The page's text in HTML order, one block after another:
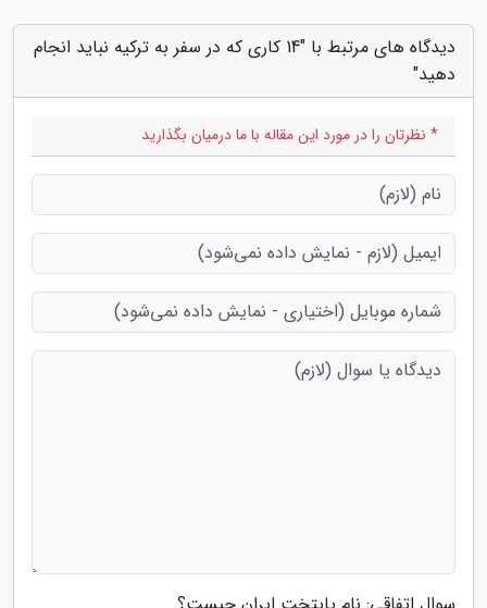
دیدگاه های مرتبط با "14 کاری که در سفر به ترکیه نباید انجام
دهید"
* نظرتان را در مورد این مقاله با ما درمیان بگذارید